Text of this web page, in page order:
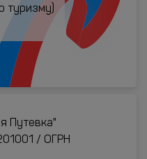
туризму)
Путевка"
/ ОГРН